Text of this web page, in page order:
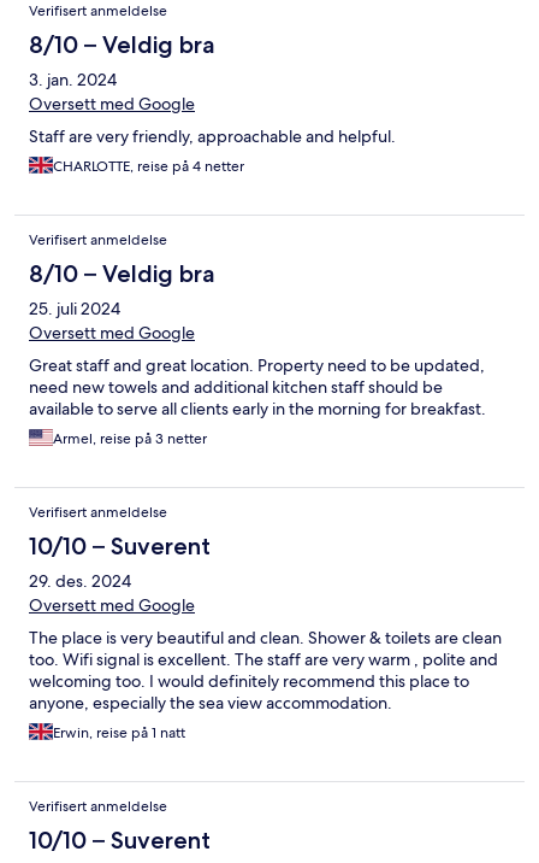
Verifisert anmeldelse
8/10 – Veldig bra
3. jan. 2024
Oversett med Google
Staff are very friendly, approachable and helpful.
CHARLOTTE, reise på 4 netter
Verifisert anmeldelse
8/10 – Veldig bra
25. juli 2024
Oversett med Google
Great staff and great location. Property need to be updated,
need new towels and additional kitchen staff should be
available to serve all clients early in the morning for breakfast.
Armel, reise på 3 netter
Verifisert anmeldelse
10/10 – Suverent
29. des. 2024
Oversett med Google
The place is very beautiful and clean. Shower & toilets are clean
too. Wifi signal is excellent. The staff are very warm , polite and
welcoming too. I would definitely recommend this place to
anyone, especially the sea view accommodation.
Erwin, reise på 1 natt
Verifisert anmeldelse
10/10 – Suverent